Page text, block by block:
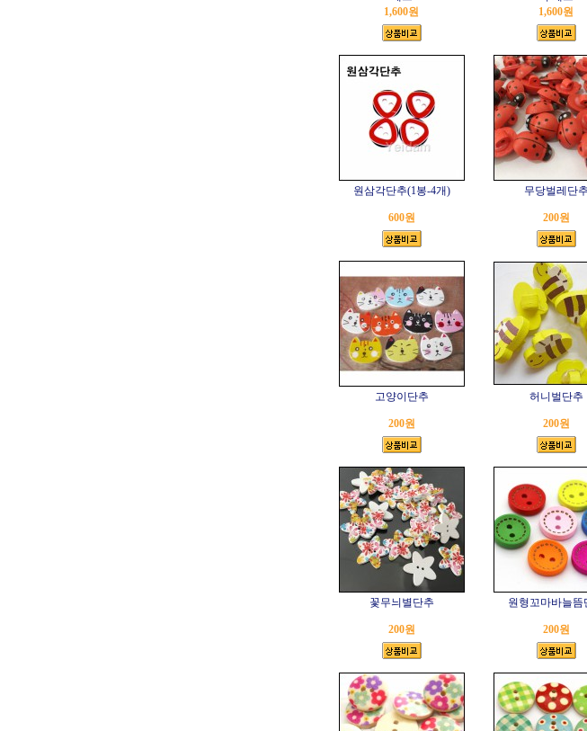
1,600원
1,600원
원삼각단추(1봉-4개)
600원
무당벌레단추
200원
고양이단추
200원
허니벌단추
200원
꽃무늬별단추
200원
원형꼬마바늘뜸
200원